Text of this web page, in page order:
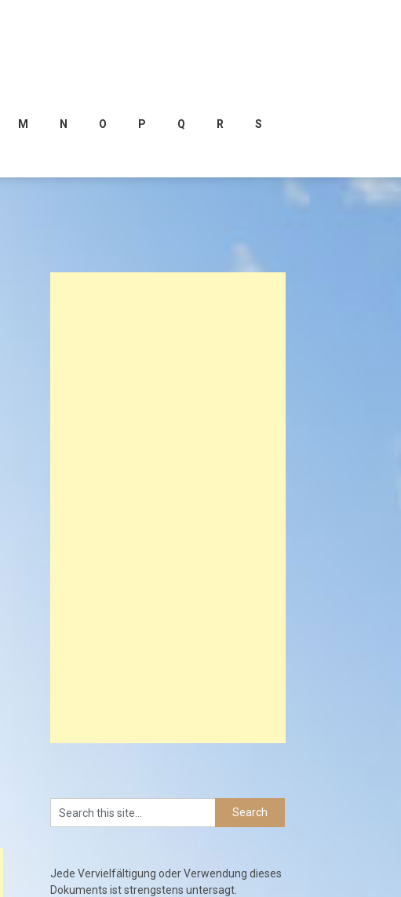
M N O P Q R S
Jede Vervielfältigung oder Verwendung dieses
Dokuments ist strengstens untersagt.